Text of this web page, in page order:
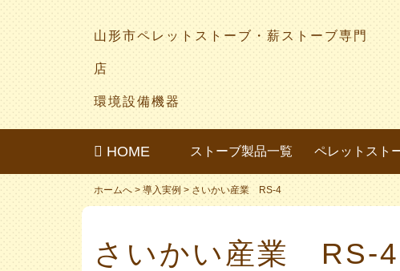
山形市ペレットストーブ・薪ストーブ専門
店
環境設備機器
HOME ストーブ製品一覧 ペレットスト
ホームへ>導入実例>さいかい産業 RS-4
さいかい産業 RS-4